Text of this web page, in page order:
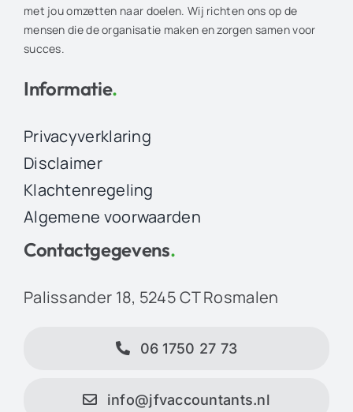
met jou omzetten naar doelen. Wij richten ons op de
mensen die de organisatie maken en zorgen samen voor
succes.
Informatie.
Privacyverklaring
Disclaimer
Klachtenregeling
Algemene voorwaarden
Contactgegevens.
Palissander 18, 5245 CT Rosmalen
06 1750 27 73
info@jfvaccountants.nl